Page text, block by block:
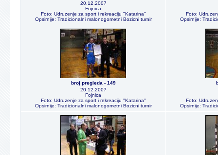
20.12.2007
Fojnica
Foto: Udruzenje za sport i rekreaciju "Katarina"
Opsirnije: Tradicionalni malonogometni Bozicni turnir
Foto:
Opsirnije:
broj pregleda - 149
20.12.2007
Fojnica
Foto: Udruzenje za sport i rekreaciju "Katarina"
Opsirnije: Tradicionalni malonogometni Bozicni turnir
Foto:
Opsirnije: